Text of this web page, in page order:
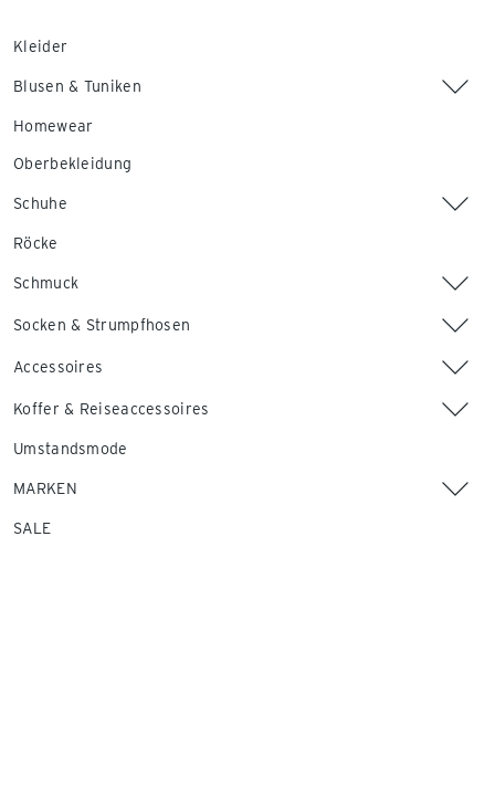
Kleider
Blusen & Tuniken
Homewear
Oberbekleidung
Schuhe
Röcke
Schmuck
Socken & Strumpfhosen
Accessoires
Koffer & Reiseaccessoires
Umstandsmode
MARKEN
SALE